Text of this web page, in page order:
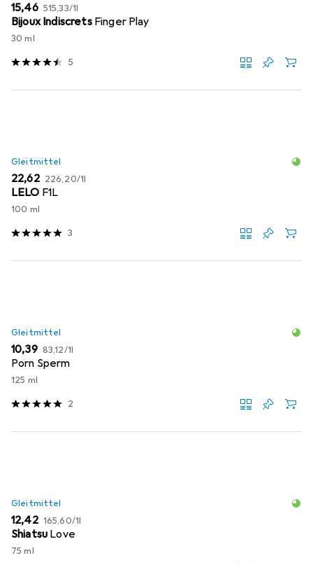
EUR
15,46 EUR
515,33/1l
Bijoux Indiscrets Finger Play
30 ml
5
Gleitmittel
EUR
22,62 EUR
226,20/1l
LELO F1L
100 ml
3
Gleitmittel
EUR
10,39 EUR
83,12/1l
Porn Sperm
125 ml
2
Gleitmittel
EUR
12,42 EUR
165,60/1l
Shiatsu Love
75 ml